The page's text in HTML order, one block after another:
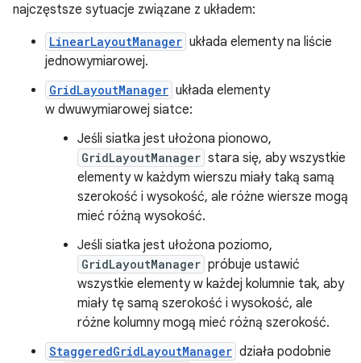
najczęstsze sytuacje związane z układem:
LinearLayoutManager układa elementy na liście
jednowymiarowej.
GridLayoutManager układa elementy
w dwuwymiarowej siatce:
Jeśli siatka jest ułożona pionowo,
GridLayoutManager stara się, aby wszystkie
elementy w każdym wierszu miały taką samą
szerokość i wysokość, ale różne wiersze mogą
mieć różną wysokość.
Jeśli siatka jest ułożona poziomo,
GridLayoutManager próbuje ustawić
wszystkie elementy w każdej kolumnie tak, aby
miały tę samą szerokość i wysokość, ale
różne kolumny mogą mieć różną szerokość.
StaggeredGridLayoutManager działa podobnie